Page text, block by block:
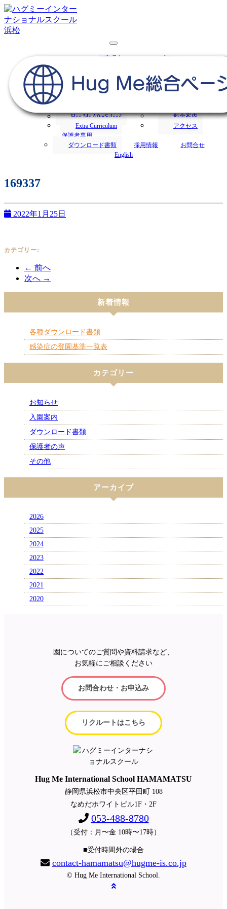
浜松の保育園／Hug Me International
School｜ハグミー・インターナショナ
ルスクール
浜松市にあるハグミー・インターナショナルスクールでは、
トップ
保育理念
あいさつ
プリスクール
特色
Hug Me AfterSchool
Extra Curriculum
入園案内
料金案内
アクセス
保護者専用
ダウンロード書類
採用情報
お問合せ
English
169337
2022年1月25日
カテゴリー:
← 前へ
次へ →
新着情報
各種ダウンロード書類
感染症の登園基準一覧表
カテゴリー
お知らせ
入園案内
ダウンロード書類
保護者の声
その他
アーカイブ
2026
2025
2024
2023
2022
2021
2020
園についてのご質問や資料請求など、
お気軽にご相談ください
お問合わせ・お申込み
リクルートはこちら
Hug Me International School HAMAMATSU
静岡県浜松市中央区平田町 108
なめだホワイトビル1F・2F
053-488-8780
（受付：月〜金 10時〜17時）
■受付時間外の場合
contact-hamamatsu@hugme-is.co.jp
© Hug Me International School.